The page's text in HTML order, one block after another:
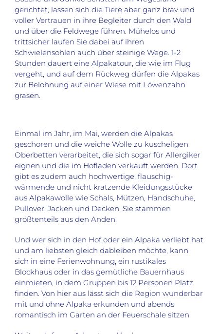
gerichtet, lassen sich die Tiere aber ganz brav und
voller Vertrauen in ihre Begleiter durch den Wald
und über die Feldwege führen. Mühelos und
trittsicher laufen Sie dabei auf ihren
Schwielensohlen auch über steinige Wege. 1-2
Stunden dauert eine Alpakatour, die wie im Flug
vergeht, und auf dem Rückweg dürfen die Alpakas
zur Belohnung auf einer Wiese mit Löwenzahn
grasen.
Einmal im Jahr, im Mai, werden die Alpakas
geschoren und die weiche Wolle zu kuscheligen
Oberbetten verarbeitet, die sich sogar für Allergiker
eignen und die im Hofladen verkauft werden. Dort
gibt es zudem auch hochwertige, flauschig-
wärmende und nicht kratzende Kleidungsstücke
aus Alpakawolle wie Schals, Mützen, Handschuhe,
Pullover, Jacken und Decken. Sie stammen
größtenteils aus den Anden.
Und wer sich in den Hof oder ein Alpaka verliebt hat
und am liebsten gleich dableiben möchte, kann
sich in eine Ferienwohnung, ein rustikales
Blockhaus oder in das gemütliche Bauernhaus
einmieten, in dem Gruppen bis 12 Personen Platz
finden. Von hier aus lässt sich die Region wunderbar
mit und ohne Alpaka erkunden und abends
romantisch im Garten an der Feuerschale sitzen.